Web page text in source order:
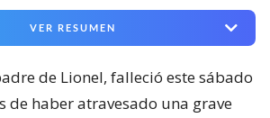
VER RESUMEN
de Lionel, falleció este sábado
de haber atravesado una grave